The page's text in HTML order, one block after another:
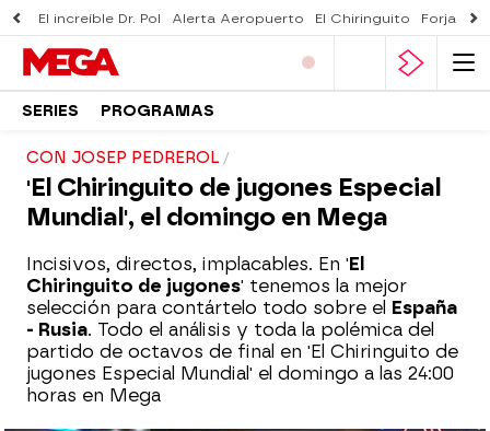
El increíble Dr. Pol Alerta Aeropuerto El Chiringuito Forjado
SERIES PROGRAMAS
CON JOSEP PEDREROL
'El Chiringuito de jugones Especial
Mundial', el domingo en Mega
Incisivos, directos, implacables. En 'El
Chiringuito de jugones' tenemos la mejor
selección para contártelo todo sobre el España
- Rusia. Todo el análisis y toda la polémica del
partido de octavos de final en 'El Chiringuito de
jugones Especial Mundial' el domingo a las 24:00
horas en Mega